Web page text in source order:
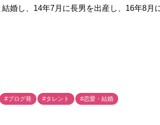
婚し、14年7月に長男を出産し、16年8月
#ブログ発 #タレント #恋愛・結婚